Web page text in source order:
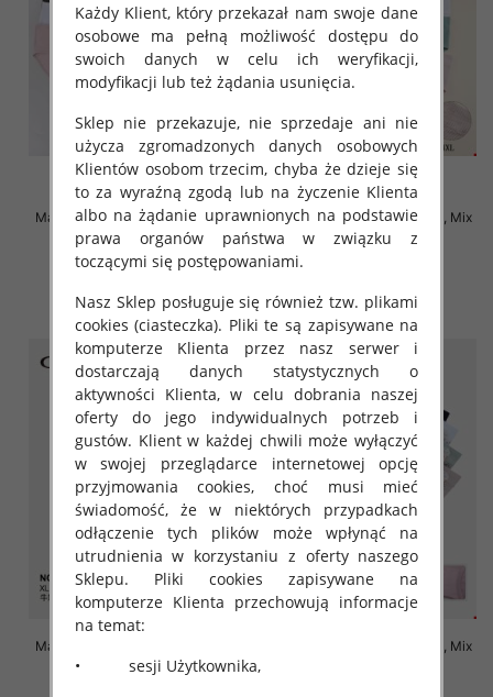
Majtki damskie Roz XL-4XL, Mix
kolor Paczka 24 szt
4.80 zł
szczegóły
Majtki damskie Roz XL-4XL, Mix
kolor Paczka 24 szt
szczegóły
Majtki damskie Roz XL-4XL, Mix
kolor Paczka 24 szt
Majtki damskie Roz XL-4XL, Mix
Każdy Klient, który przekazał nam swoje dane
osobowe ma pełną możliwość dostępu do
swoich danych w celu ich weryfikacji,
modyfikacji lub też żądania usunięcia.
Sklep nie przekazuje, nie sprzedaje ani nie
użycza zgromadzonych danych osobowych
Klientów osobom trzecim, chyba że dzieje się
to za wyraźną zgodą lub na życzenie Klienta
albo na żądanie uprawnionych na podstawie
prawa organów państwa w związku z
toczącymi się postępowaniami.
Nasz Sklep posługuje się również tzw. plikami
cookies (ciasteczka). Pliki te są zapisywane na
komputerze Klienta przez nasz serwer i
dostarczają danych statystycznych o
aktywności Klienta, w celu dobrania naszej
oferty do jego indywidualnych potrzeb i
gustów. Klient w każdej chwili może wyłączyć
w swojej przeglądarce internetowej opcję
przyjmowania cookies, choć musi mieć
świadomość, że w niektórych przypadkach
odłączenie tych plików może wpłynąć na
utrudnienia w korzystaniu z oferty naszego
Sklepu. Pliki cookies zapisywane na
komputerze Klienta przechowują informacje
na temat:
• sesji Użytkownika,